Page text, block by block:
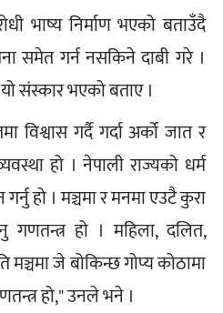
भाष्य निर्माण भएको बताउँदै
समेत गर्न नसकिने दाबी गरे ।
संस्कार भएको बताए ।
विश्वास गर्दै गर्दा अर्को जात र
हो । नेपाली राज्यको धर्म
हो । मञ्चमा र मनमा एउटै कुरा
गणतन्त्र हो । महिला, दलित,
मञ्चमा जे बोकिन्छ गोप्य कोठामा
हो," उनले भने ।